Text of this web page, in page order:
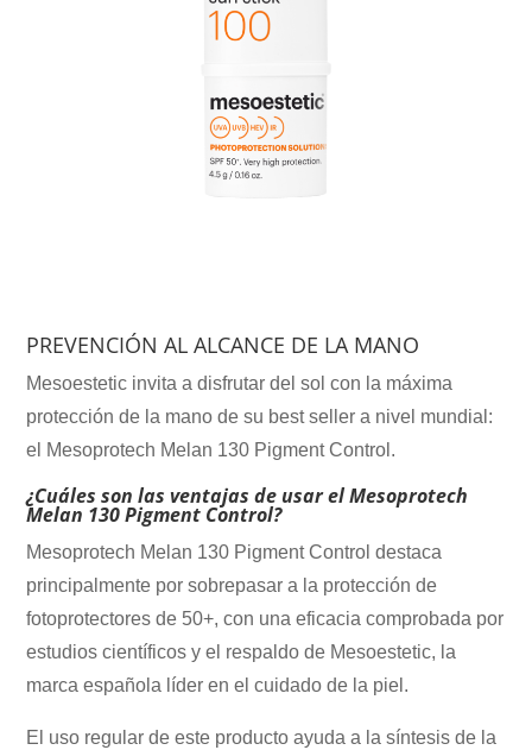
PREVENCIÓN AL ALCANCE DE LA MANO
Mesoestetic invita a disfrutar del sol con la máxima
protección de la mano de su best seller a nivel mundial:
el Mesoprotech Melan 130 Pigment Control.
¿Cuáles son las ventajas de usar el Mesoprotech
Melan 130 Pigment Control?
Mesoprotech Melan 130 Pigment Control destaca
principalmente por sobrepasar a la protección de
fotoprotectores de 50+, con una eficacia comprobada por
estudios científicos y el respaldo de Mesoestetic, la
marca española líder en el cuidado de la piel.
El uso regular de este producto ayuda a la síntesis de la